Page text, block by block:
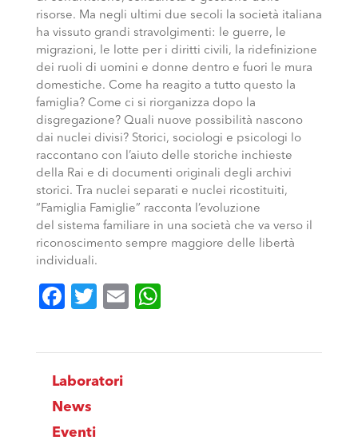
risorse. Ma negli ultimi due secoli la società italiana
ha vissuto grandi stravolgimenti: le guerre, le
migrazioni, le lotte per i diritti civili, la ridefinizione
dei ruoli di uomini e donne dentro e fuori le mura
domestiche. Come ha reagito a tutto questo la
famiglia? Come ci si riorganizza dopo la
disgregazione? Quali nuove possibilità nascono
dai nuclei divisi? Storici, sociologi e psicologi lo
raccontano con l’aiuto delle storiche inchieste
della Rai e di documenti originali degli archivi
storici. Tra nuclei separati e nuclei ricostituiti,
“Famiglia Famiglie” racconta l’evoluzione
del sistema familiare in una società che va verso il
riconoscimento sempre maggiore delle libertà
individuali.
Facebook
Twitter
Email
Laboratori
News
Eventi